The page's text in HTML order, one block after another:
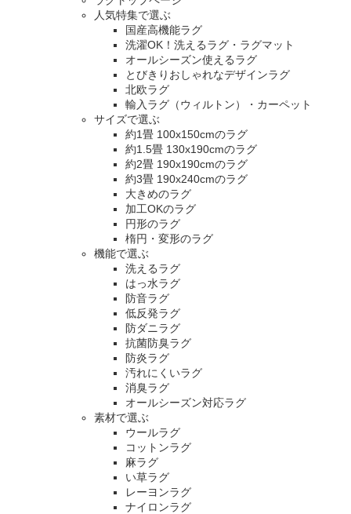
人気特集で選ぶ
国産高機能ラグ
洗濯OK！洗えるラグ・ラグマット
オールシーズン使えるラグ
とびきりおしゃれなデザインラグ
北欧ラグ
輸入ラグ（ウィルトン）・カーペット
サイズで選ぶ
約1畳 100x150cmのラグ
約1.5畳 130x190cmのラグ
約2畳 190x190cmのラグ
約3畳 190x240cmのラグ
大きめのラグ
加工OKのラグ
円形のラグ
楕円・変形のラグ
機能で選ぶ
洗えるラグ
はっ水ラグ
防音ラグ
低反発ラグ
防ダニラグ
抗菌防臭ラグ
防炎ラグ
汚れにくいラグ
消臭ラグ
オールシーズン対応ラグ
素材で選ぶ
ウールラグ
コットンラグ
麻ラグ
い草ラグ
レーヨンラグ
ナイロンラグ